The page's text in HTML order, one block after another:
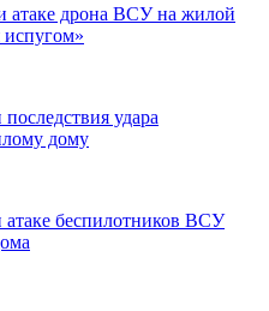
атаке дрона ВСУ на жилой
испугом»
удара
дому
беспилотников ВСУ